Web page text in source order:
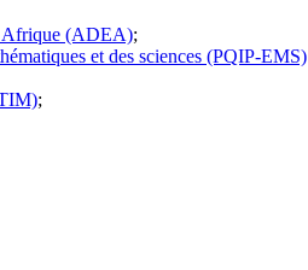
Afrique (ADEA);
et des sciences (PQIP-EMS)
;